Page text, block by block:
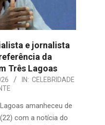
e jornalista
da
Três Lagoas
IN: CELEBRIDADE
amanheceu de
com a notícia do